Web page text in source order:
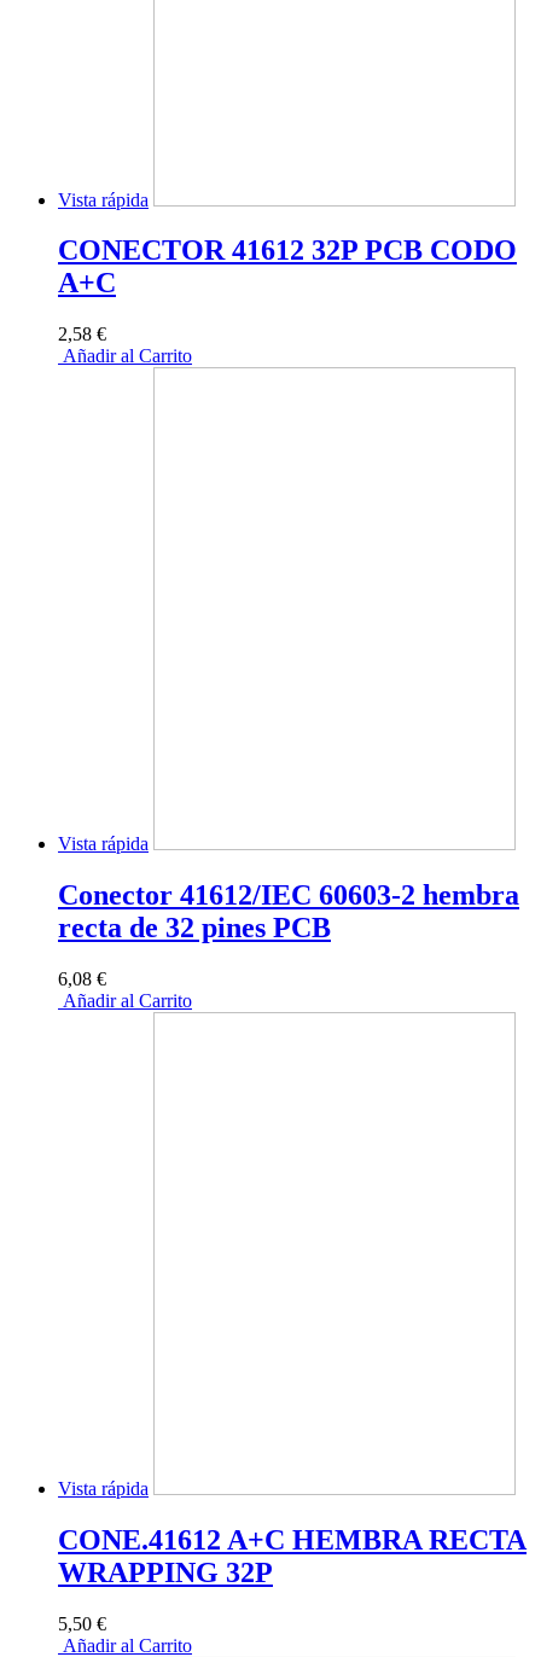
Vista rápida
CONECTOR 41612 32P PCB CODO
A+C
2,58 €
Añadir al Carrito
Vista rápida
Conector 41612/IEC 60603-2 hembra
recta de 32 pines PCB
6,08 €
Añadir al Carrito
Vista rápida
CONE.41612 A+C HEMBRA RECTA
WRAPPING 32P
5,50 €
Añadir al Carrito